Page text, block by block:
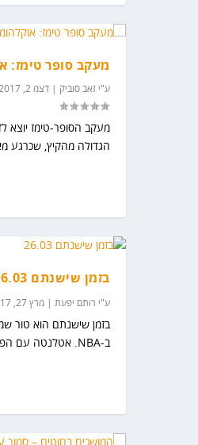
מעקב סופר טימז:
ע"יזאב סוביק |דצמ 2, 2017
מעקב הסופר-טימז יוצא
הגדולה מהקיץ, שכרגע
בזמן שישנתם 26.03
ע"י רותם יפעת |מרץ 27, 2017
בזמן שישנתם הוא טור
ב-NBA. אטלנטה עם הפסד שביעי רצוף (הפעם...